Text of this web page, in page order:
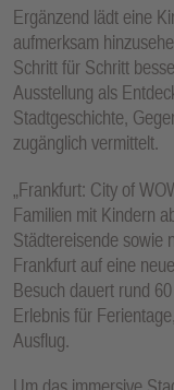
Ergänzend lädt eine
aufmerksam
Schritt für Schritt
Ausstellung als
Stadtgeschichte,
zugänglich vermittelt.
„Frankfurt: City of
Familien mit Kindern
Städtereisende sowie
Frankfurt auf eine
Besuch dauert rund
Erlebnis für
Ausflug.